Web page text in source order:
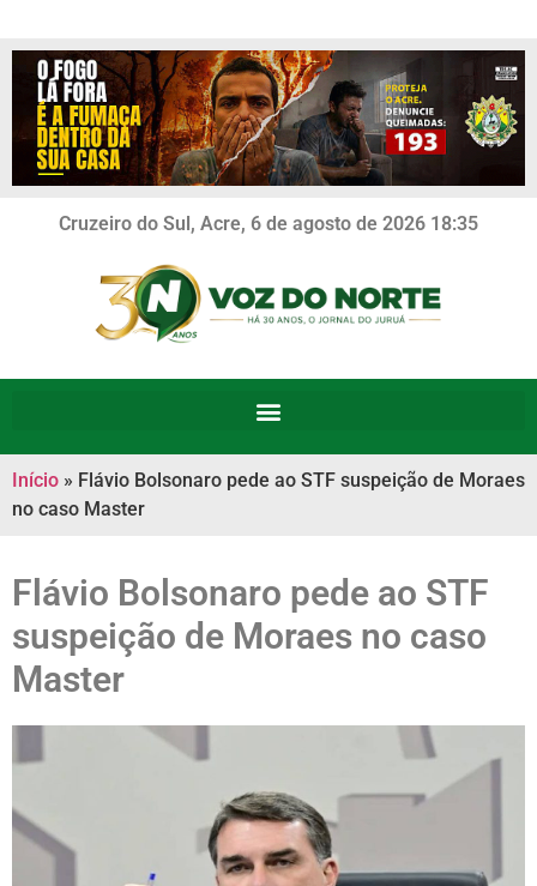
Cruzeiro do Sul, Acre, 6 de agosto de 2026 18:35
Início » Flávio Bolsonaro pede ao STF suspeição de Moraes
no caso Master
Flávio Bolsonaro pede ao STF
suspeição de Moraes no caso
Master